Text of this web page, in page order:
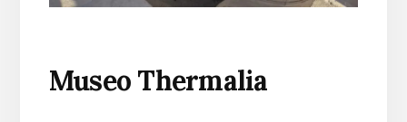
Museo Thermalia